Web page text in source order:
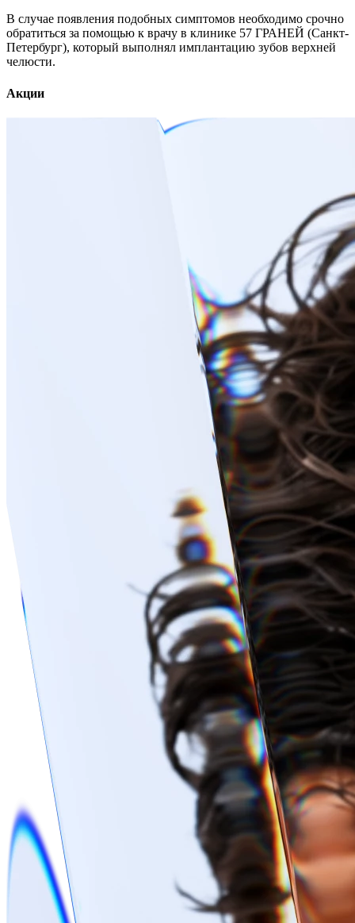
В случае появления подобных симптомов необходимо срочно
обратиться за помощью к врачу в клинике 57 ГРАНЕЙ (Санкт-
Петербург), который выполнял имплантацию зубов верхней
челюсти.
Акции